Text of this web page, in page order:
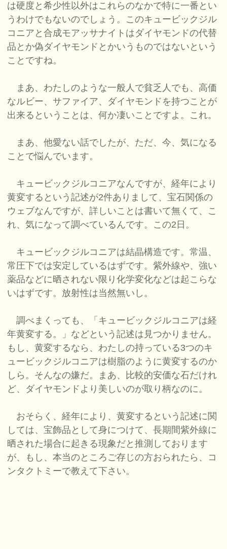
は硬度と希少性以外はこれらのなかで特に一番とい
うわけでもないのでしょう。このキュービックジル
コニアと合成モアッサナイトはダイヤモンドの代替
品とか偽ダイヤモンドとかいうものではないという
ことですね。
まあ、わたしのような一般人で貧乏人でも、高価
なルビー、サファイア、ダイヤモンドを持つことが
出来るということは、何か凄いことですよ。これ。
まあ、他愛ない話でしたが、ただ、今、気になる
ことで悩んでいます。
キュービックジルコニアなんですが、経年により
黄変するという記述が2件ありまして、宝石関係の
ウェブなんですが、詳しいことは書いて無くて、こ
れ、気になって調べているんです。この2日。
キュービックジルコニアは結晶構造です。常温、
常圧下では安定しているはずです。紫外線や、強い
薬品などに晒されない限り化学変化などは起こらな
いはずです。放射性は当然無いし。
調べまくっても、「キュービックジルコニアは経
年黄変する。」などという記述は見つかりません。
もし、黄変するなら、わたしの持っている3つのキ
ュービックジルコニアは樹脂のように黄変するのか
しら。そんなの嫌だ。まあ、比較的安価な石だけれ
ど、ダイヤモンドより美しいのが取り柄なのに。
おそらく、経年により、黄変するという記述に関
しては、宝飾品として身につけて、長期間紫外線に
晒された場合に起きる現象だと推測しております
が、もし、本当のところご存じの方おられたら、コ
ンタクトミーで教えて下さい。